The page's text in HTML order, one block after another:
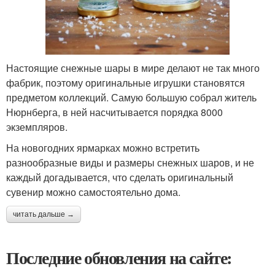
Настоящие снежные шары в мире делают не так много
фабрик, поэтому оригинальные игрушки становятся
предметом коллекций. Самую большую собрал житель
Нюрнберга, в ней насчитывается порядка 8000
экземпляров.
На новогодних ярмарках можно встретить
разнообразные виды и размеры снежных шаров, и не
каждый догадывается, что сделать оригинальный
сувенир можно самостоятельно дома.
читать дальше →
Последние обновления на сайте: